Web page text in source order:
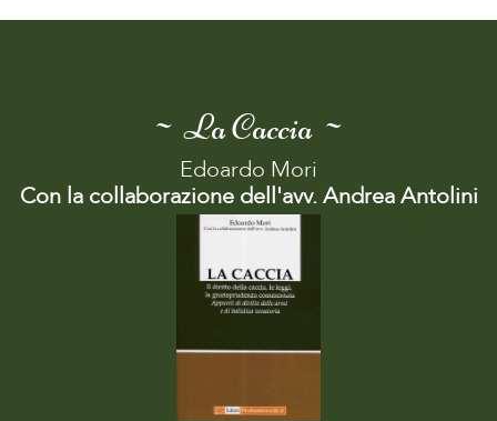
~ La Caccia ~
Edoardo Mori
Con la collaborazione dell'avv. Andrea Antolini